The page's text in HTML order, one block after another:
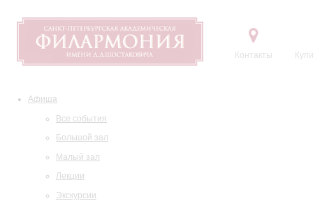
Контакты
Афиша
Все события
Большой зал
Малый зал
Лекции
Экскурсии